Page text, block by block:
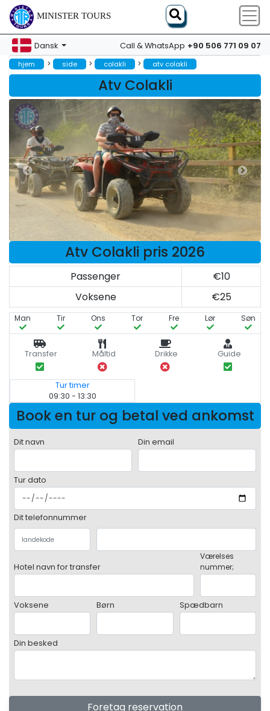
MINISTER TOURS
Dansk Call & WhatsApp +90 506 771 09 07
hjem > side > colakli > atv colakli
Atv Colakli
Atv Colakli pris 2026
Passenger
€10
Voksene
€25
Man Tir Ons Tor Fre Lør Søn
Transfer Måltid Drikke Guide
Tur timer
09:30 - 13:30
Book en tur og betal ved ankomst
Dit navn Din email
Tur dato
Dit telefonnummer
Hotel navn for transfer
Værelses
nummer;
Voksene Børn Spædbarn
Din besked
Foretag reservation